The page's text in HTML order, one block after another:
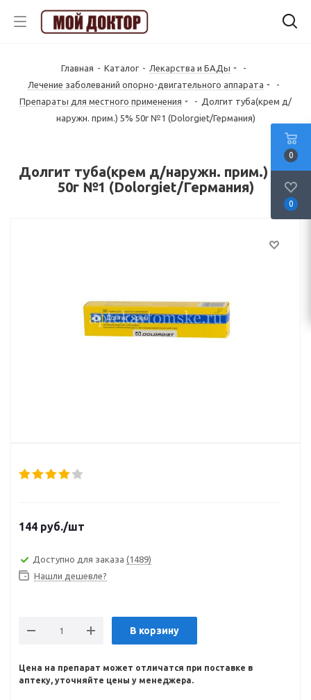
Главная - Каталог - Лекарства и БАДы
-
Лечение заболеваний опорно-двигательного аппарата
-
Препараты для местного применения
- Долгит туба(крем д/
наружн. прим.) 5% 50г №1 (Dolorgiet/Германия)
Долгит туба(крем д/наружн. прим.) 5%
50г №1 (Dolorgiet/Германия)
144 руб./шт
Доступно для заказа (1489)
Нашли дешевле?
В корзину
Цена на препарат может отличатся при поставке в
аптеку, уточняйте цены у менеджера.
0
0